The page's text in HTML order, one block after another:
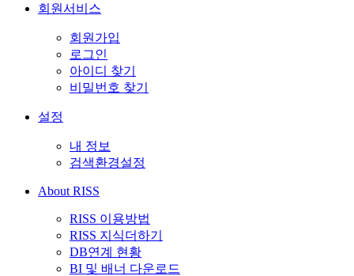
회원서비스
회원가입
로그인
아이디 찾기
비밀번호 찾기
설정
내 정보
검색환경설정
About RISS
RISS 이용방법
RISS 지식더하기
DB연계 현황
BI 및 배너 다운로드